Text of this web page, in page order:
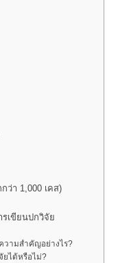
ว่า 1,000 เคส)
เขียนปกวิจัย
วามสำคัญอย่างไร?
ยได้หรือไม่?